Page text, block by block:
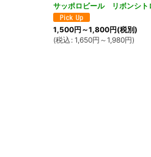
サッポロビール リボンシ
1,500円 ～1,800円(税別)
(税込 : 1,650円 ～1,980円)